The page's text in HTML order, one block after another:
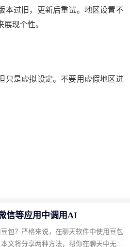
本过旧，更新后重试。地区设置不
现个性。
只是虚拟设定。不要用虚假地区进
信等应用中调用AI
包？严格来说，在聊天软件中使用豆包
文将分享两种方法，帮你在聊天中无缝